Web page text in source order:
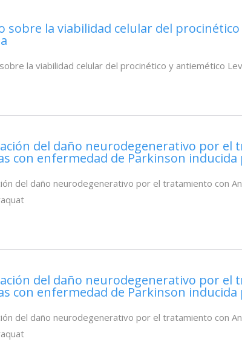
sobre la viabilidad celular del
la viabilidad celular del procinético y antiemético
del daño neurodegenerativo por
con enfermedad de Parkinson
del daño neurodegenerativo por el tratamiento con
del daño neurodegenerativo por
con enfermedad de Parkinson
del daño neurodegenerativo por el tratamiento con